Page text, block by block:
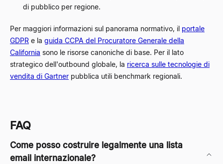
di pubblico per regione.
Per maggiori informazioni sul panorama normativo, il portale
GDPR e la guida CCPA del Procuratore Generale della
California sono le risorse canoniche di base. Per il lato
strategico dell'outbound globale, la ricerca sulle tecnologie di
vendita di Gartner pubblica utili benchmark regionali.
FAQ
Come posso costruire legalmente una lista
email internazionale?